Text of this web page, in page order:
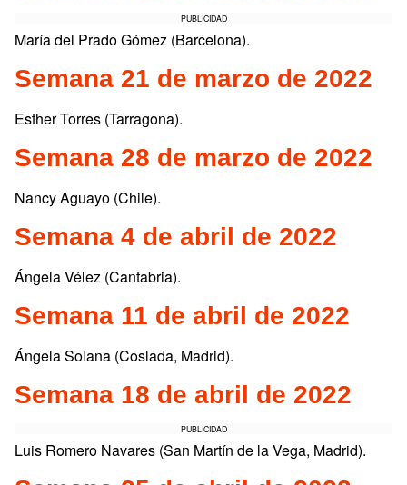
PUBLICIDAD
María del Prado Gómez (Barcelona).
Semana 21 de marzo de 2022
Esther Torres (Tarragona).
Semana 28 de marzo de 2022
Nancy Aguayo (Chile).
Semana 4 de abril de 2022
Ángela Vélez (Cantabria).
Semana 11 de abril de 2022
Ángela Solana (Coslada, Madrid).
Semana 18 de abril de 2022
PUBLICIDAD
Luis Romero Navares (San Martín de la Vega, Madrid).